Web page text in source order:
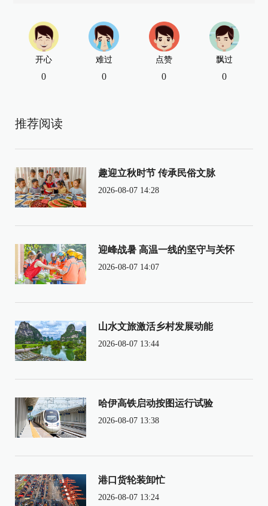
开心
0
难过
0
点赞
0
飘过
0
推荐阅读
趣迎立秋时节 传承民俗文脉
2026-08-07 14:28
迎峰战暑 高温一线的坚守与关怀
2026-08-07 14:07
山水文旅激活乡村发展动能
2026-08-07 13:44
哈伊高铁启动按图运行试验
2026-08-07 13:38
港口货轮装卸忙
2026-08-07 13:24